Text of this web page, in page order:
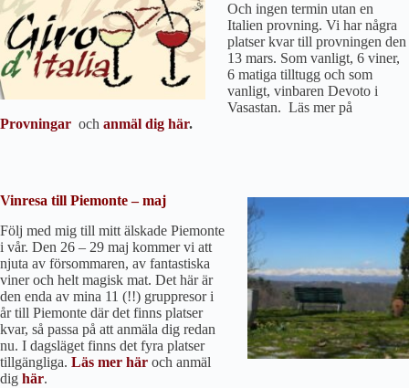
Och ingen termin utan en
Italien provning. Vi har några
platser kvar till provningen den
13 mars. Som vanligt, 6 viner,
6 matiga tilltugg och som
vanligt, vinbaren Devoto i
Vasastan. Läs mer på
Provningar och anmäl dig här.
Vinresa till Piemonte – maj
Följ med mig till mitt älskade Piemonte
i vår. Den 26 – 29 maj kommer vi att
njuta av försommaren, av fantastiska
viner och helt magisk mat. Det här är
den enda av mina 11 (!!) gruppresor i
år till Piemonte där det finns platser
kvar, så passa på att anmäla dig redan
nu. I dagsläget finns det fyra platser
tillgängliga. Läs mer här och anmäl
dig här.